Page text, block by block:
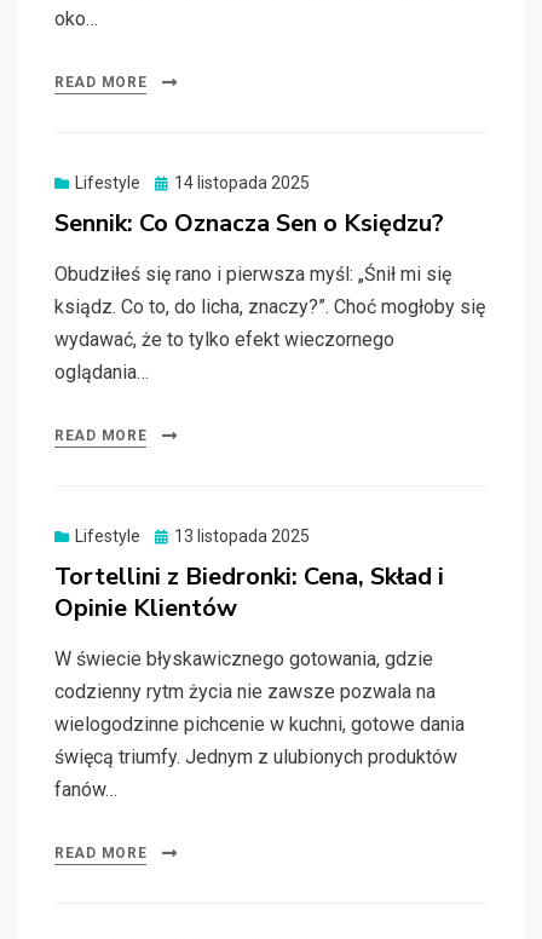
oko…
READ MORE
Lifestyle
Posted
14 listopada 2025
Sennik: Co Oznacza Sen o Księdzu?
Obudziłeś się rano i pierwsza myśl: „Śnił mi się
ksiądz. Co to, do licha, znaczy?”. Choć mogłoby się
wydawać, że to tylko efekt wieczornego
oglądania…
READ MORE
Lifestyle
Posted
13 listopada 2025
Tortellini z Biedronki: Cena, Skład i
Opinie Klientów
W świecie błyskawicznego gotowania, gdzie
codzienny rytm życia nie zawsze pozwala na
wielogodzinne pichcenie w kuchni, gotowe dania
święcą triumfy. Jednym z ulubionych produktów
fanów…
READ MORE